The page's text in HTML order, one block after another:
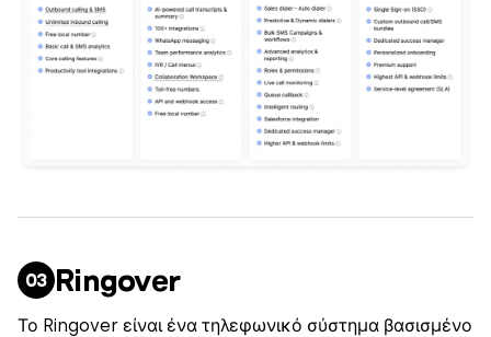
Ringover
Το Ringover είναι ένα τηλεφωνικό σύστημα βασισμένο